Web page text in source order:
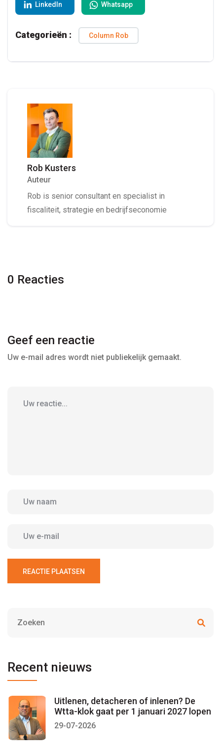
LinkedIn Whatsapp
Categorieën : Column Rob
Rob Kusters
Auteur
Rob is senior consultant en specialist in
fiscaliteit, strategie en bedrijfseconomie
0 Reacties
Geef een reactie
Uw e-mail adres wordt niet publiekelijk gemaakt.
REACTIE PLAATSEN
Recent nieuws
Uitlenen, detacheren of inlenen? De
Wtta-klok gaat per 1 januari 2027 lopen
29-07-2026